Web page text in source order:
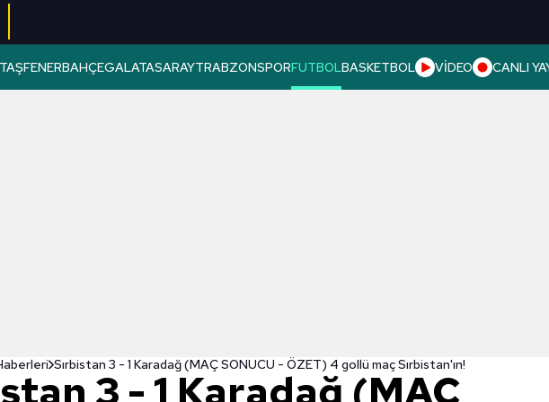
FENERBAHÇEGALATASARAYTRABZONSPORFUTBOLBASKETBOL VİDEO CANLI
Sırbistan 3 - 1 Karadağ (MAÇ SONUCU - ÖZET) 4 gollü maç Sırbistan'ın!
3 - 1 Karadağ (MAÇ